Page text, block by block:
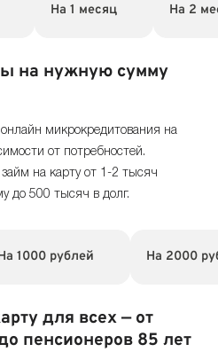
На 1 месяц На 2
на нужную сумму
микрокредитования на
от потребностей.
на карту от 1-2 тысяч
до 500 тысяч в долг.
1000 рублей На 2000
для всех — от
пенсионеров 85 лет